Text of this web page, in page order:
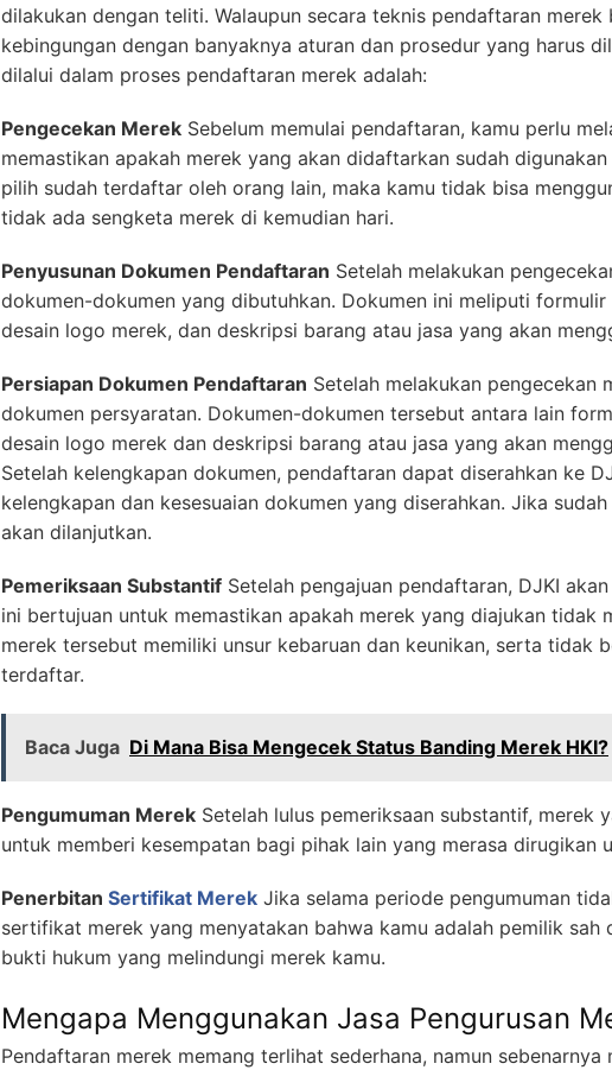
dilakukan dengan teliti. Walaupun secara teknis pendaftaran
kebingungan dengan banyaknya aturan dan prosedur yang harus
dilalui dalam proses pendaftaran merek adalah:
Pengecekan Merek Sebelum memulai pendaftaran, kamu perlu
memastikan apakah merek yang akan didaftarkan sudah
pilih sudah terdaftar oleh orang lain, maka kamu tidak bisa
tidak ada sengketa merek di kemudian hari.
Penyusunan Dokumen Pendaftaran Setelah melakukan
dokumen-dokumen yang dibutuhkan. Dokumen ini meliputi
desain logo merek, dan deskripsi barang atau jasa yang akan
Persiapan Dokumen Pendaftaran Setelah melakukan pengecekan
dokumen persyaratan. Dokumen-dokumen tersebut antara lain
desain logo merek dan deskripsi barang atau jasa yang akan
Setelah kelengkapan dokumen, pendaftaran dapat diserahkan ke
kelengkapan dan kesesuaian dokumen yang diserahkan. Jika
akan dilanjutkan.
Pemeriksaan Substantif Setelah pengajuan pendaftaran, DJKI
ini bertujuan untuk memastikan apakah merek yang diajukan tidak
merek tersebut memiliki unsur kebaruan dan keunikan, serta tidak
terdaftar.
Baca Juga Di Mana Bisa Mengecek Status Banding Merek HKI?
Pengumuman Merek Setelah lulus pemeriksaan substantif, merek
untuk memberi kesempatan bagi pihak lain yang merasa dirugikan
Penerbitan Sertifikat Merek Jika selama periode pengumuman
sertifikat merek yang menyatakan bahwa kamu adalah pemilik
bukti hukum yang melindungi merek kamu.
Mengapa Menggunakan Jasa Pengurusan
Pendaftaran merek memang terlihat sederhana, namun